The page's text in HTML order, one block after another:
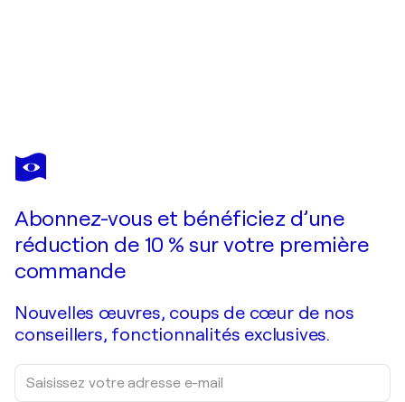
RANULF STREUFF
Seerosen
Abonnez-vous et bénéficiez d’une
réduction de 10 % sur votre première
commande
Nouvelles œuvres, coups de cœur de nos
conseillers, fonctionnalités exclusives.